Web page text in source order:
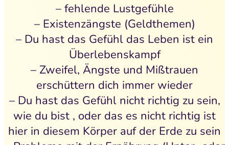
– fehlende Lustgefühle
– Existenzängste (Geldthemen)
– Du hast das Gefühl das Leben ist ein
Überlebenskampf
– Zweifel, Ängste und Mißtrauen
erschüttern dich immer wieder
– Du hast das Gefühl nicht richtig zu sein,
wie du bist , oder das es nicht richtig ist
hier in diesem Körper auf der Erde zu sein